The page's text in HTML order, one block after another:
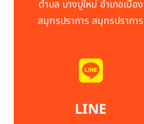
ตำบล บางปูใหม่ อำเภอเมือง
สมุทรปราการ สมุทรปราการ
LINE